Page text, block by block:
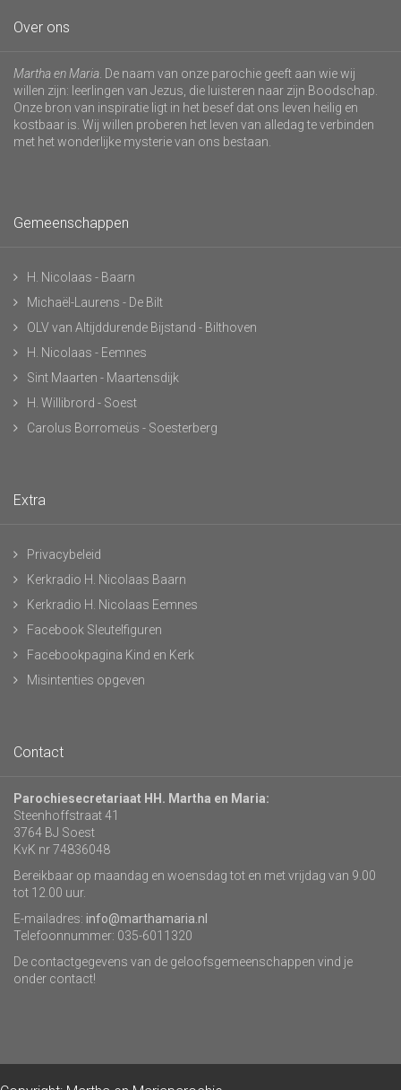
Over ons
Martha en Maria . De naam van onze parochie geeft aan wie wij
willen zijn: leerlingen van Jezus, die luisteren naar zijn Boodschap.
Onze bron van inspiratie ligt in het besef dat ons leven heilig en
kostbaar is. Wij willen proberen het leven van alledag te verbinden
met het wonderlijke mysterie van ons bestaan.
Gemeenschappen
H. Nicolaas - Baarn
Michaël-Laurens - De Bilt
OLV van Altijddurende Bijstand - Bilthoven
H. Nicolaas - Eemnes
Sint Maarten - Maartensdijk
H. Willibrord - Soest
Carolus Borromeüs - Soesterberg
Extra
Privacybeleid
Kerkradio H. Nicolaas Baarn
Kerkradio H. Nicolaas Eemnes
Facebook Sleutelfiguren
Facebookpagina Kind en Kerk
Misintenties opgeven
Contact
Parochiesecretariaat HH. Martha en Maria:
Steenhoffstraat 41
3764 BJ Soest
KvK nr 74836048
Bereikbaar op maandag en woensdag tot en met vrijdag van 9.00
tot 12.00 uur.
E-mailadres: info@marthamaria.nl
Telefoonnummer: 035-6011320
De contactgegevens van de geloofsgemeenschappen vind je
onder contact!